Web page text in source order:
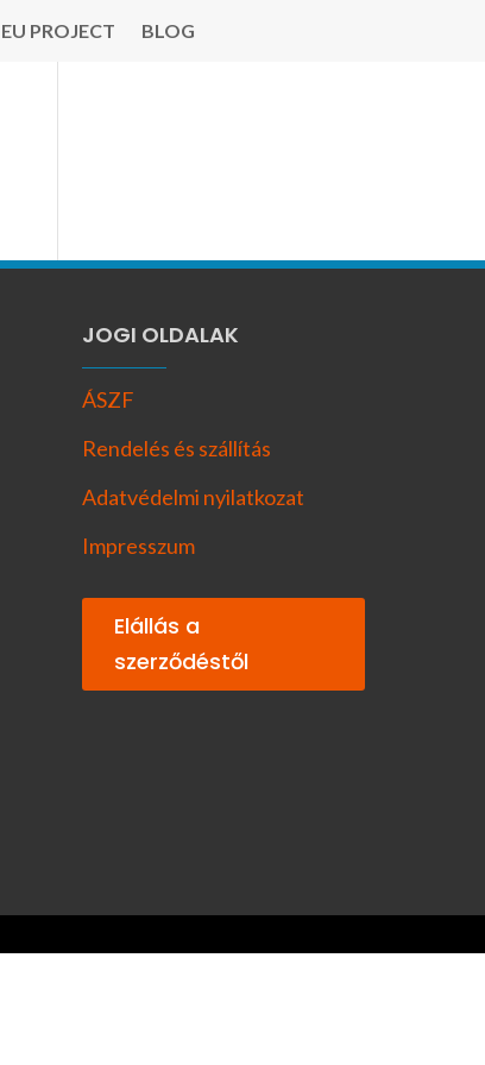
EU PROJECT BLOG
JOGI OLDALAK
ÁSZF
Rendelés és szállítás
Adatvédelmi nyilatkozat
Impresszum
Elállás a
szerződéstől